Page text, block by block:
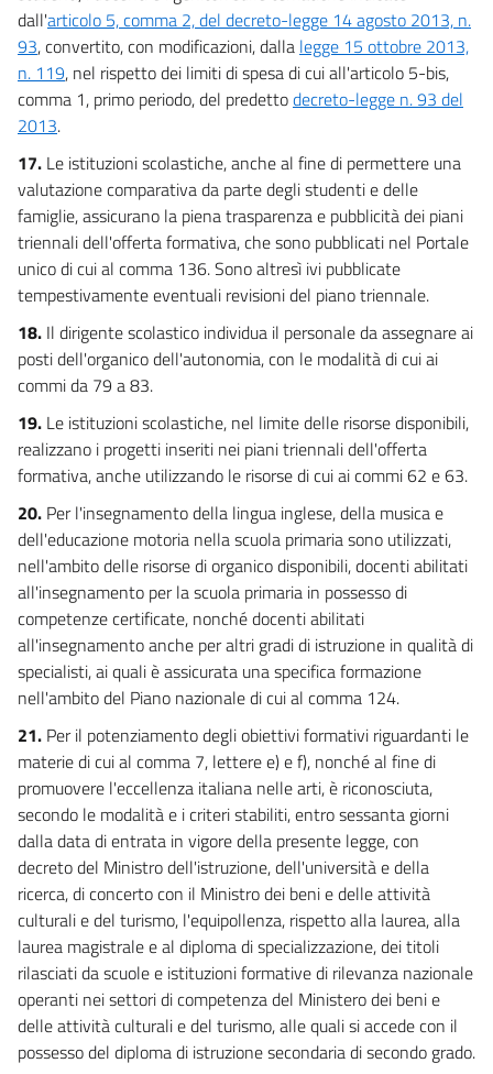
dall'articolo 5, comma 2, del decreto-legge 14 agosto 2013, n.
93, convertito, con modificazioni, dalla legge 15 ottobre 2013,
n. 119, nel rispetto dei limiti di spesa di cui all'articolo 5-bis,
comma 1, primo periodo, del predettodecreto-legge n. 93 del
2013.
17. Le istituzioni scolastiche, anche al fine di permettere una
valutazione comparativa da parte degli studenti e delle
famiglie, assicurano la piena trasparenza e pubblicità dei piani
triennali dell'offerta formativa, che sono pubblicati nel Portale
unico di cui al comma 136. Sono altresì ivi pubblicate
tempestivamente eventuali revisioni del piano triennale.
18. Il dirigente scolastico individua il personale da assegnare ai
posti dell'organico dell'autonomia, con le modalità di cui ai
commi da 79 a 83.
19. Le istituzioni scolastiche, nel limite delle risorse disponibili,
realizzano i progetti inseriti nei piani triennali dell'offerta
formativa, anche utilizzando le risorse di cui ai commi 62 e 63.
20. Per l'insegnamento della lingua inglese, della musica e
dell'educazione motoria nella scuola primaria sono utilizzati,
nell'ambito delle risorse di organico disponibili, docenti abilitati
all'insegnamento per la scuola primaria in possesso di
competenze certificate, nonché docenti abilitati
all'insegnamento anche per altri gradi di istruzione in qualità di
specialisti, ai quali è assicurata una specifica formazione
nell'ambito del Piano nazionale di cui al comma 124.
21. Per il potenziamento degli obiettivi formativi riguardanti le
materie di cui al comma 7, lettere e) e f), nonché al fine di
promuovere l'eccellenza italiana nelle arti, è riconosciuta,
secondo le modalità e i criteri stabiliti, entro sessanta giorni
dalla data di entrata in vigore della presente legge, con
decreto del Ministro dell'istruzione, dell'università e della
ricerca, di concerto con il Ministro dei beni e delle attività
culturali e del turismo, l'equipollenza, rispetto alla laurea, alla
laurea magistrale e al diploma di specializzazione, dei titoli
rilasciati da scuole e istituzioni formative di rilevanza nazionale
operanti nei settori di competenza del Ministero dei beni e
delle attività culturali e del turismo, alle quali si accede con il
possesso del diploma di istruzione secondaria di secondo grado.